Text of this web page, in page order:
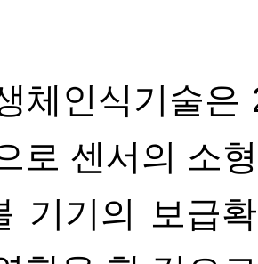
체인식기술은
로 센서의 소
기기의 보급